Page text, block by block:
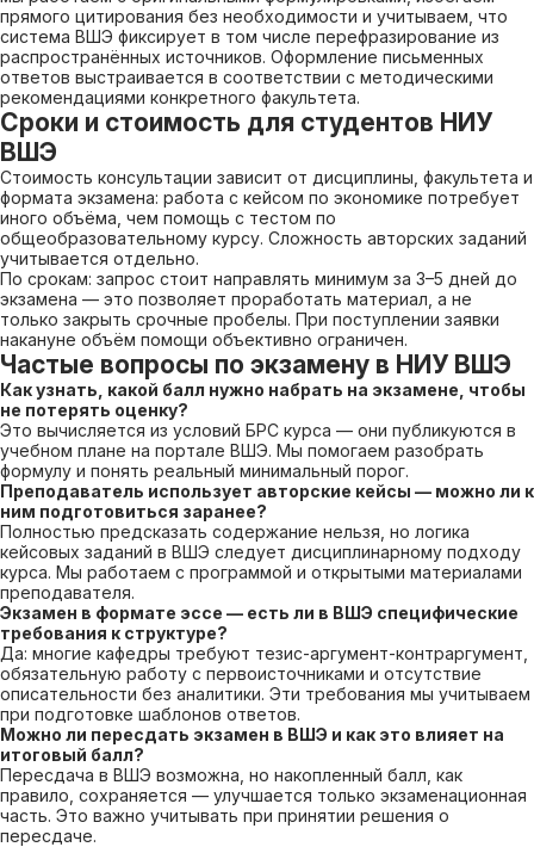
прямого цитирования без необходимости и учитываем, что
система ВШЭ фиксирует в том числе перефразирование из
распространённых источников. Оформление письменных
ответов выстраивается в соответствии с методическими
рекомендациями конкретного факультета.
Сроки и стоимость для студентов НИУ
ВШЭ
Стоимость консультации зависит от дисциплины, факультета и
формата экзамена: работа с кейсом по экономике потребует
иного объёма, чем помощь с тестом по
общеобразовательному курсу. Сложность авторских заданий
учитывается отдельно.
По срокам: запрос стоит направлять минимум за 3–5 дней до
экзамена — это позволяет проработать материал, а не
только закрыть срочные пробелы. При поступлении заявки
накануне объём помощи объективно ограничен.
Частые вопросы по экзамену в НИУ ВШЭ
Как узнать, какой балл нужно набрать на экзамене, чтобы
не потерять оценку?
Это вычисляется из условий БРС курса — они публикуются в
учебном плане на портале ВШЭ. Мы помогаем разобрать
формулу и понять реальный минимальный порог.
Преподаватель использует авторские кейсы — можно ли к
ним подготовиться заранее?
Полностью предсказать содержание нельзя, но логика
кейсовых заданий в ВШЭ следует дисциплинарному подходу
курса. Мы работаем с программой и открытыми материалами
преподавателя.
Экзамен в формате эссе — есть ли в ВШЭ специфические
требования к структуре?
Да: многие кафедры требуют тезис-аргумент-контраргумент,
обязательную работу с первоисточниками и отсутствие
описательности без аналитики. Эти требования мы учитываем
при подготовке шаблонов ответов.
Можно ли пересдать экзамен в ВШЭ и как это влияет на
итоговый балл?
Пересдача в ВШЭ возможна, но накопленный балл, как
правило, сохраняется — улучшается только экзаменационная
часть. Это важно учитывать при принятии решения о
пересдаче.